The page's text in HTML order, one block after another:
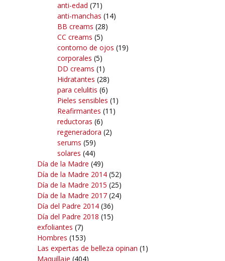
anti-edad (71)
anti-manchas (14)
BB creams (28)
CC creams (5)
contorno de ojos (19)
corporales (5)
DD creams (1)
Hidratantes (28)
para celulitis (6)
Pieles sensibles (1)
Reafirmantes (11)
reductoras (6)
regeneradora (2)
serums (59)
solares (44)
Día de la Madre (49)
Día de la Madre 2014 (52)
Día de la Madre 2015 (25)
Día de la Madre 2017 (24)
Día del Padre 2014 (36)
Día del Padre 2018 (15)
exfoliantes (7)
Hombres (153)
Las expertas de belleza opinan (1)
Maquillaje (404)